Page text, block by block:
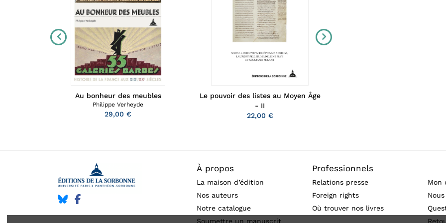
Au bonheur des meubles
Philippe Verheyde
29,00 €
Le pouvoir des listes au Moyen Âge
- II
22,00 €
À propos
La maison d’édition
Nos auteurs
Notre catalogue
Soumettre un manuscrit
Professionnels
Relations presse
Foreign rights
Où trouver nos livres
Mon